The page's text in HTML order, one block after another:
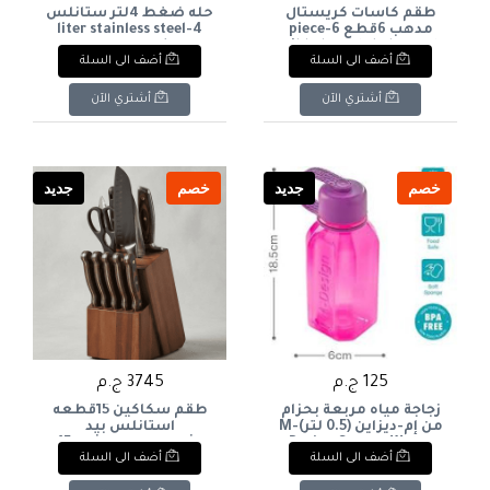
طقم كاسات كريستال
مدهب 6قطع 6-piece
gilded crystal glass set
أضف الى السلة
أشتري الآن
حله ضغط 4لتر ستانلس
4-liter stainless steel
pressure cooker
أضف الى السلة
أشتري الآن
خصم جديد
125 ج.م
زجاجة مياه مربعة بحزام
من إم-ديزاين (0.5 لتر)M-
Design Square Water
Bottle with Strap (0.5L
أضف الى السلة
خصم جديد
3745 ج.م
طقم سكاكين 15قطعه
استانلس بيد
piece stainless steel
knife set with wooden
أضف الى السلة